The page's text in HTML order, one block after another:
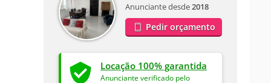
Anunciante desde2018
Pedir orçamento
Locação 100% garantida
Anunciante verificado pelo